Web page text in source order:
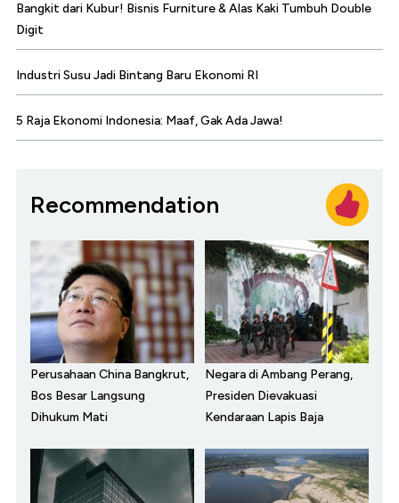
Bangkit dari Kubur! Bisnis Furniture & Alas Kaki Tumbuh Double
Digit
Industri Susu Jadi Bintang Baru Ekonomi RI
5 Raja Ekonomi Indonesia: Maaf, Gak Ada Jawa!
Recommendation
Perusahaan China Bangkrut,
Bos Besar Langsung
Dihukum Mati
Negara di Ambang Perang,
Presiden Dievakuasi
Kendaraan Lapis Baja